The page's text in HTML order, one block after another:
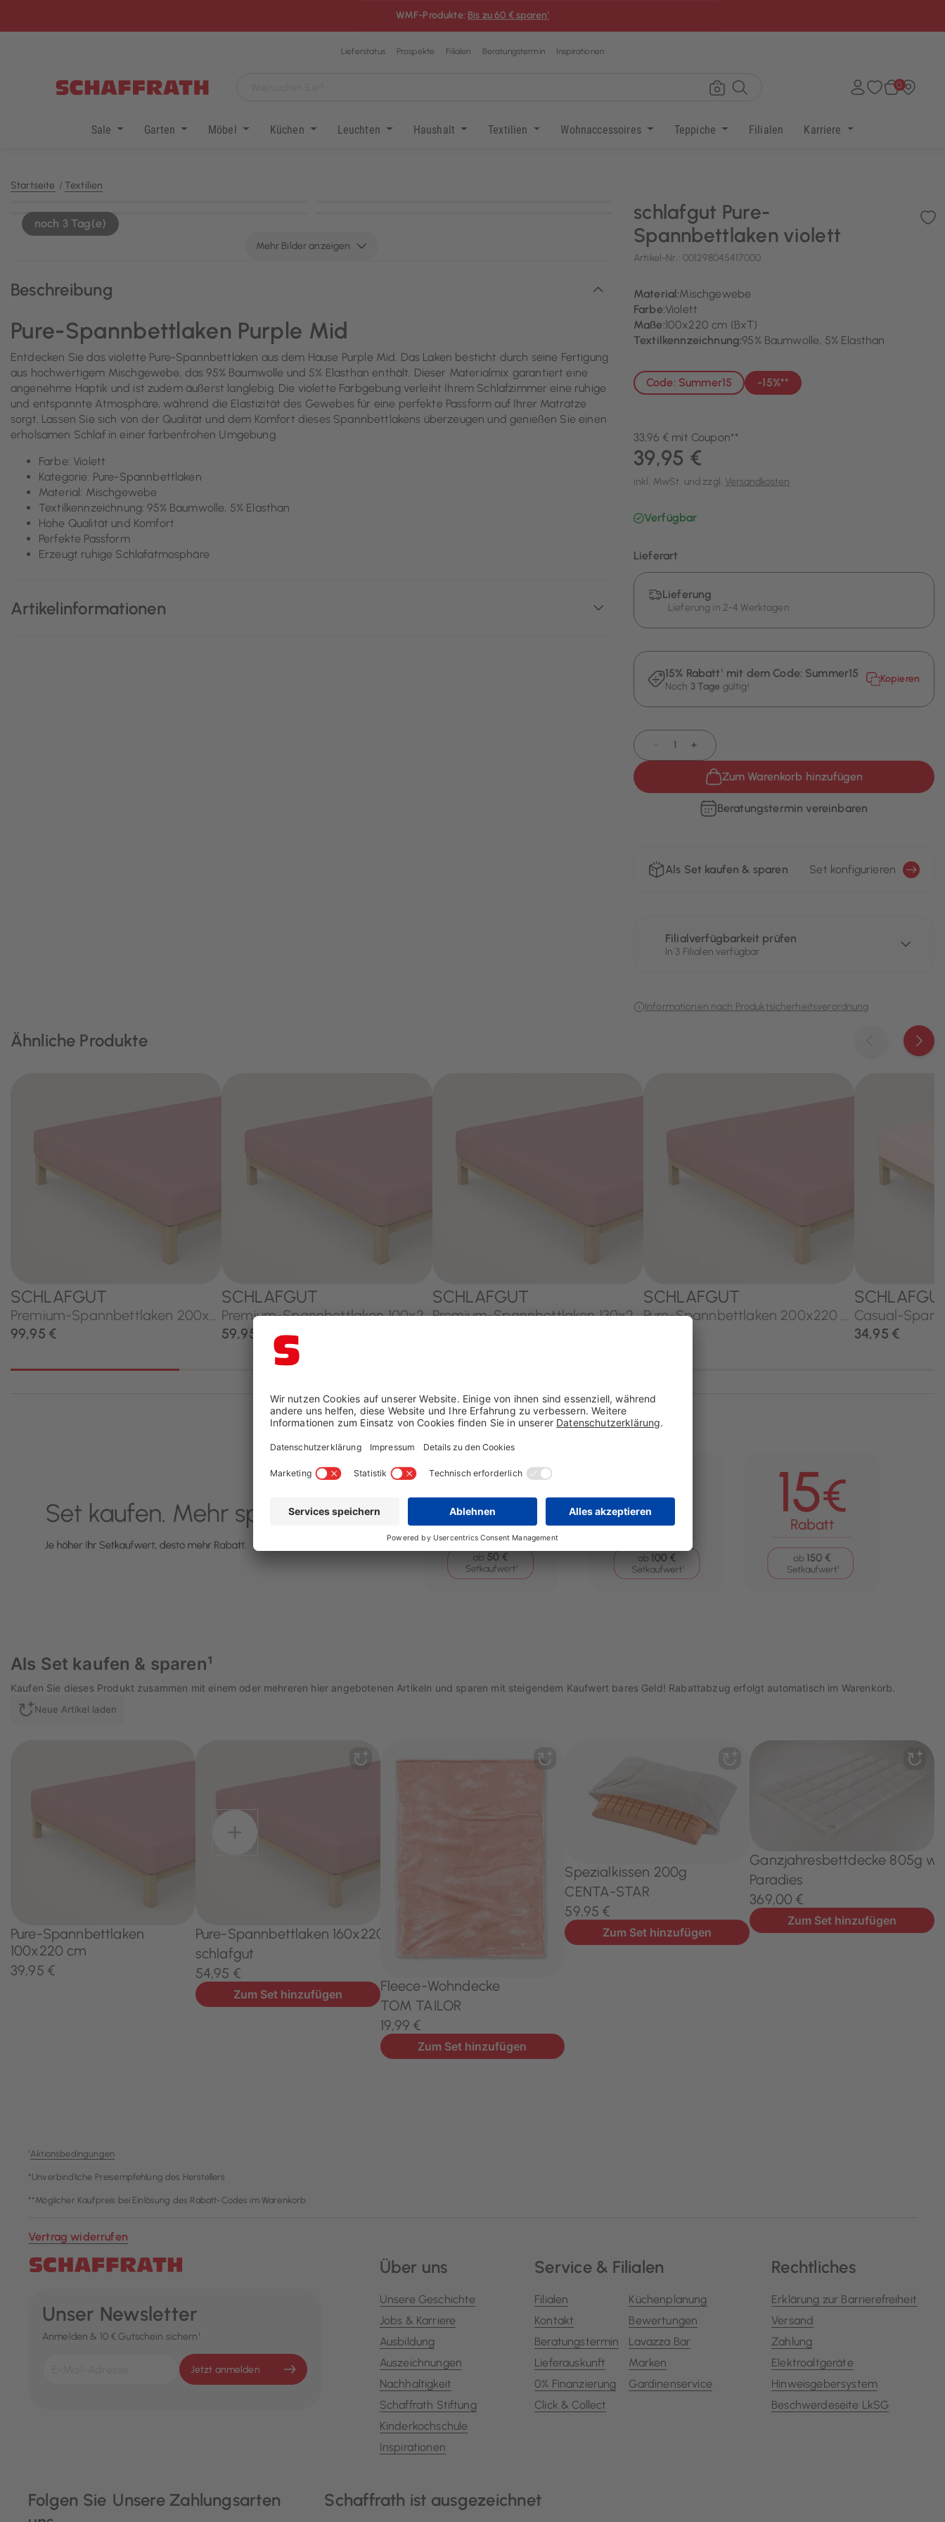
WMF-Produkte: Bis zu 60 € sparen¹
Lieferstatus Prospekte Filialen Beratungstermin Inspirationen
0
Sale Garten Möbel Küchen Leuchten Haushalt Textilien Wohnaccessoires Teppiche Filialen Karriere
Startseite Textilien
Mehr Bilder anzeigen
noch 3 Tag(e)
Beschreibung
Pure-Spannbettlaken Purple Mid
Entdecken Sie das violette Pure-Spannbettlaken aus dem Hause Purple Mid. Das Laken besticht durch seine Fertigung
aus hochwertigem Mischgewebe, das 95% Baumwolle und 5% Elasthan enthält. Dieser Materialmix garantiert eine
angenehme Haptik und ist zudem äußerst langlebig. Die violette Farbgebung verleiht Ihrem Schlafzimmer eine ruhige
und entspannte Atmosphäre, während die Elastizität des Gewebes für eine perfekte Passform auf Ihrer Matratze
sorgt. Lassen Sie sich von der Qualität und dem Komfort dieses Spannbettlakens überzeugen und genießen Sie einen
erholsamen Schlaf in einer farbenfrohen Umgebung.
Farbe: Violett
Kategorie: Pure-Spannbettlaken
Material: Mischgewebe
Textilkennzeichnung: 95% Baumwolle, 5% Elasthan
Hohe Qualität und Komfort
Perfekte Passform
Erzeugt ruhige Schlafatmosphäre
Artikelinformationen
schlafgut Pure-
Spannbettlaken violett
Artikel-Nr.: 001298045417000
Material:Mischgewebe
Farbe:Violett
Maße:100x220 cm (BxT)
Textilkennzeichnung:95% Baumwolle, 5% Elasthan
Code: Summer15 -15%**
33,96 € mit Coupon**
39,95 €
inkl. MwSt. und zzgl. Versandkosten
Verfügbar
Lieferart
Lieferung
Lieferung in 2-4 Werktagen
15% Rabatt¹ mit dem Code: Summer15
Noch 3 Tage gültig!
Kopieren
+
Zum Warenkorb hinzufügen
Beratungstermin vereinbaren
Als Set kaufen & sparen Set konfigurieren
Filialverfügbarkeit prüfen
In 3 Filialen verfügbar
Informationen nach Produktsicherheitsverordnung
¹Aktionsbedingungen
*Unverbindliche Preisempfehlung des Herstellers
**Möglicher Kaufpreis bei Einlösung des Rabatt-Codes im Warenkorb
Vertrag widerrufen
Unser Newsletter
Anmelden & 10 € Gutschein sichern¹
Jetzt anmelden
Über uns
Unsere Geschichte
Jobs & Karriere
Ausbildung
Auszeichnungen
Nachhaltigkeit
Schaffrath Stiftung
Kinderkochschule
Inspirationen
Service & Filialen
Filialen
Kontakt
Beratungstermin
Lieferauskunft
0% Finanzierung
Click & Collect
Küchenplanung
Bewertungen
Lavazza Bar
Marken
Gardinenservice
Rechtliches
Erklärung zur Barrierefreiheit
Versand
Zahlung
Elektroaltgeräte
Hinweisgebersystem
Beschwerdeseite LkSG
Folgen Sie Unsere Zahlungsarten Schaffrath ist ausgezeichnet